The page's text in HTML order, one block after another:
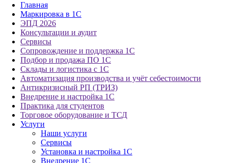
Главная
Маркировка в 1С
ЭПД 2026
Консультации и аудит
Сервисы
Сопровождение и поддержка 1С
Подбор и продажа ПО 1С
Склады и логистика с 1С
Автоматизация производства и учёт себестоимости
Антикризисный РП (ТРИЗ)
Внедрение и настройка 1С
Практика для студентов
Торговое оборудование и ТСД
Услуги
Наши услуги
Сервисы
Установка и настройка 1С
Внедрение 1С